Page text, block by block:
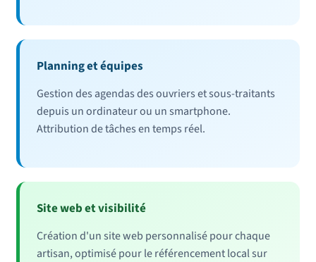
Planning et équipes
Gestion des agendas des ouvriers et sous-traitants
depuis un ordinateur ou un smartphone.
Attribution de tâches en temps réel.
Site web et visibilité
Création d'un site web personnalisé pour chaque
artisan, optimisé pour le référencement local sur